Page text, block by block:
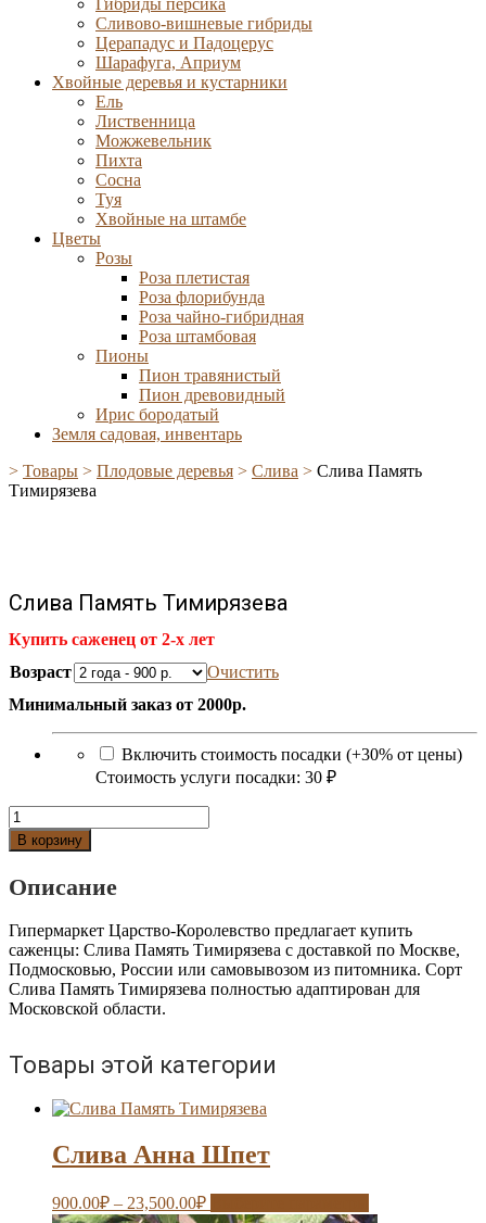
Гибриды персика
Сливово-вишневые гибриды
Церападус и Падоцерус
Шарафуга, Априум
Хвойные деревья и кустарники
Ель
Лиственница
Можжевельник
Пихта
Сосна
Туя
Хвойные на штамбе
Цветы
Розы
Роза плетистая
Роза флорибунда
Роза чайно-гибридная
Роза штамбовая
Пионы
Пион травянистый
Пион древовидный
Ирис бородатый
Земля садовая, инвентарь
> Товары > Плодовые деревья > Слива > Слива Память
Тимирязева
Слива Память Тимирязева
Купить саженец от 2-х лет
Возраст
Очистить
Минимальный заказ от 2000р.
Включить стоимость посадки (+30% от цены)
Стоимость услуги посадки: 30 ₽
Количество
Слива
Память
В корзину
Описание
Гипермаркет Царство-Королевство предлагает купить
саженцы: Слива Память Тимирязева с доставкой по Москве,
Подмосковью, России или самовывозом из питомника. Сорт
Слива Память Тимирязева полностью адаптирован для
Московской области.
Товары этой категории
Слива Анна Шпет
900.00₽ – 23,500.00₽